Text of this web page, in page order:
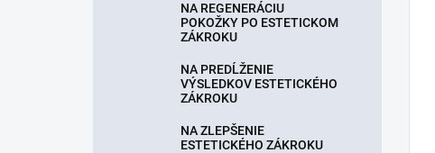
NA REGENERÁCIU
POKOŽKY PO ESTETICKOM
ZÁKROKU
NA PREDĹŽENIE
VÝSLEDKOV ESTETICKÉHO
ZÁKROKU
NA ZLEPŠENIE
ESTETICKÉHO ZÁKROKU